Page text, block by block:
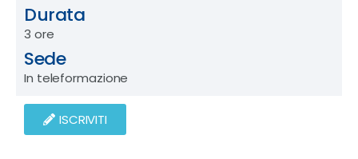
Durata
3 ore
Sede
In teleformazione
ISCRIVITI